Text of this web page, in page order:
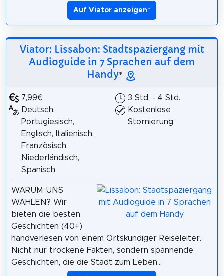
Auf Viator anzeigen*
Viator: Lissabon: Stadtspaziergang mit
Audioguide in 7 Sprachen auf dem
Handy*
7,99€
Deutsch,
Portugiesisch,
Englisch, Italienisch,
Französisch,
Niederländisch,
Spanisch
3 Std. - 4 Std.
Kostenlose
Stornierung
WARUM UNS
WÄHLEN? Wir
bieten die besten
Geschichten (40+)
handverlesen von einem Ortskundiger Reiseleiter.
Nicht nur trockene Fakten, sondern spannende
Geschichten, die die Stadt zum Leben...